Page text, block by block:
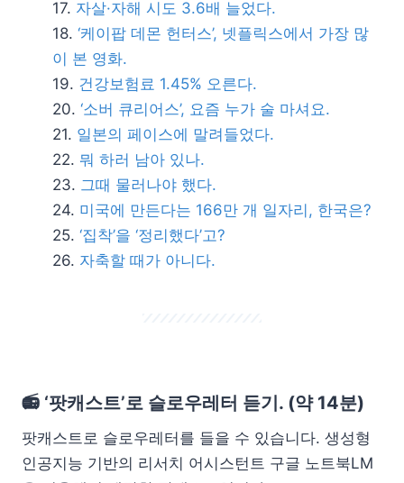
자살·자해 시도 3.6배 늘었다.
‘케이팝 데몬 헌터스’, 넷플릭스에서 가장 많
이 본 영화.
건강보험료 1.45% 오른다.
‘소버 큐리어스’, 요즘 누가 술 마셔요.
일본의 페이스에 말려들었다.
뭐 하러 남아 있나.
그때 물러나야 했다.
미국에 만든다는 166만 개 일자리, 한국은?
‘집착’을 ‘정리했다’고?
자축할 때가 아니다.
📻 ‘팟캐스트’로 슬로우레터 듣기. (약 14분)
팟캐스트로 슬로우레터를 들을 수 있습니다. 생성형
인공지능 기반의 리서치 어시스턴트 구글 노트북LM